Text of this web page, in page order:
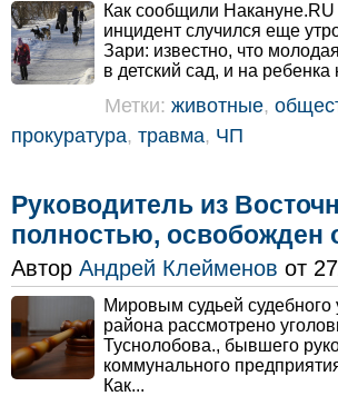
Как сообщили
инцидент случился еще
Зари: известно, что
в детский сад, и на
Метки: животные,
прокуратура, травма, ЧП
Руководитель из
полностью, освобожден
Автор Андрей Клейменов от
Мировым судьей судебного
района рассмотрено
Туснолобова., бывшего
коммунального
Как...